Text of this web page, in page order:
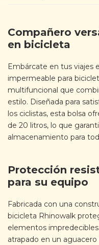
Compañero
en bicicleta
Embárcate en tus viajes
impermeable para
multifuncional que
estilo. Diseñada para
los ciclistas, esta bolsa
de 20 litros, lo que
almacenamiento para
Protección
para su equipo
Fabricada con una
bicicleta Rhinowalk
elementos
atrapado en un